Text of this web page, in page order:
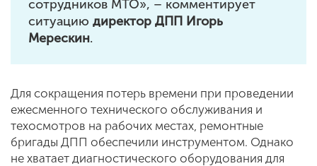
сотрудников МТО», – комментирует
ситуацию директор ДПП Игорь
Мерескин.
Для сокращения потерь времени при проведении
ежесменного технического обслуживания и
техосмотров на рабочих местах, ремонтные
бригады ДПП обеспечили инструментом. Однако
не хватает диагностического оборудования для